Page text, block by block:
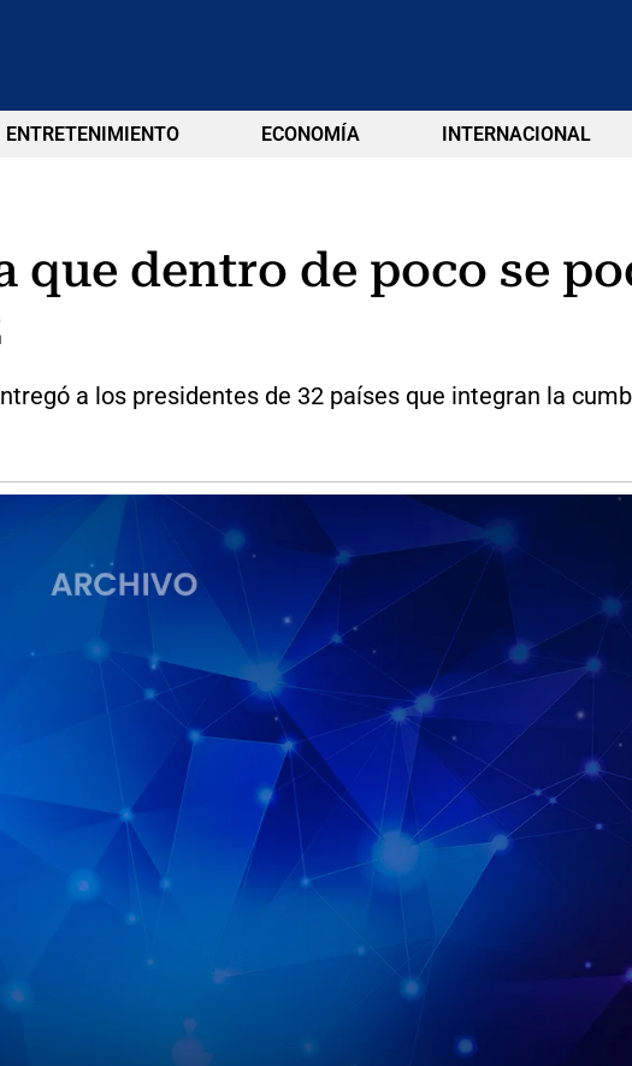
ENTRETENIMIENTO ECONOMÍA INTERNACIONAL
que dentro de poco se
a los presidentes de 32 países que integran la